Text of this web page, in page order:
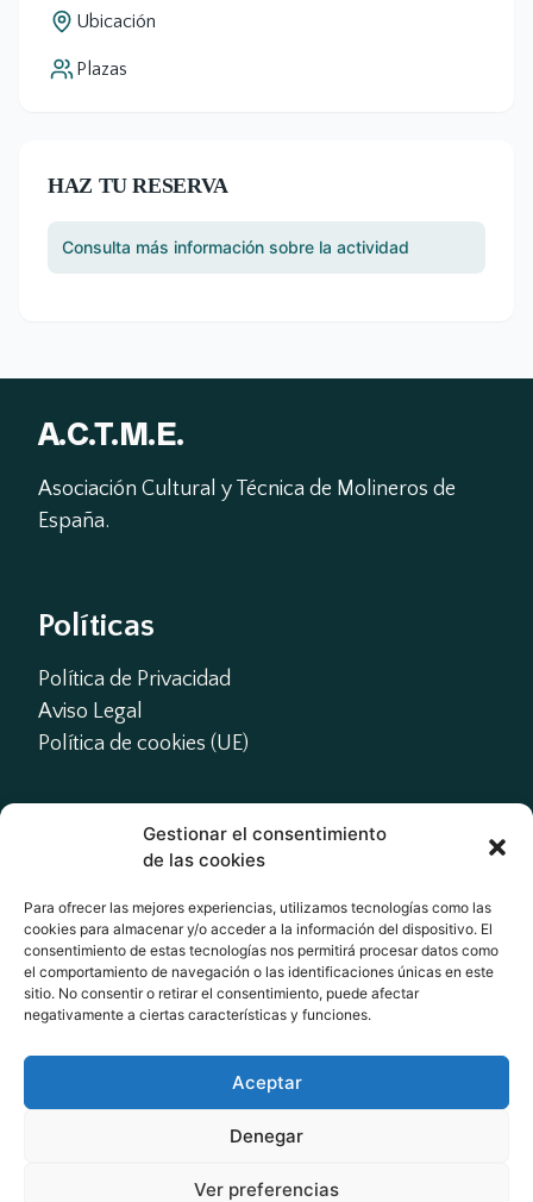
Gestionar el consentimiento
de las cookies
Para ofrecer las mejores experiencias, utilizamos tecnologías como las
cookies para almacenar y/o acceder a la información del dispositivo. El
consentimiento de estas tecnologías nos permitirá procesar datos como
el comportamiento de navegación o las identificaciones únicas en este
sitio. No consentir o retirar el consentimiento, puede afectar
negativamente a ciertas características y funciones.
Aceptar
Denegar
Ver preferencias
Ubicación
Plazas
HAZ TU RESERVA
Consulta más información sobre la actividad
A.C.T.M.E.
Asociación Cultural y Técnica de Molineros de
España.
Políticas
Política de Privacidad
Aviso Legal
Política de cookies (UE)
Contacto
presidente@actme.es
administracion@actme.es
+34 647 66 63 18
Redes Sociales